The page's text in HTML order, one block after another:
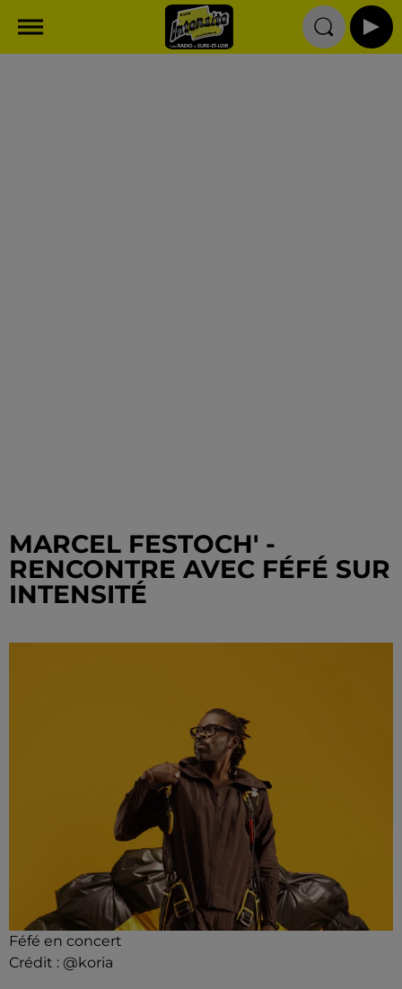
MARCEL FESTOCH' -
RENCONTRE AVEC FÉFÉ SUR
INTENSITÉ
Féfé en concert
Crédit : @koria